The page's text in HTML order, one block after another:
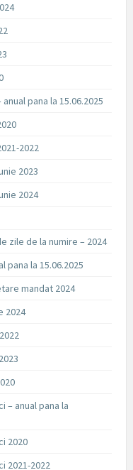
pana la 15.06.2025
2022
2023
2024
zile de la numire – 2024
pana la 15.06.2025
mandat 2024
2024
– anual pana la
2020
2021-2022